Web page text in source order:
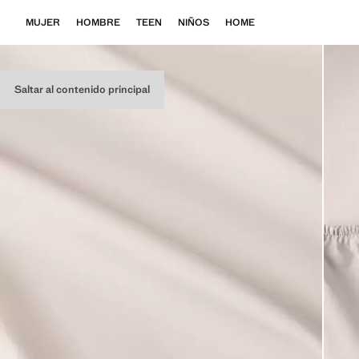
Saltar al contenido principal
MUJER HOMBRE TEEN NIÑOS HOME